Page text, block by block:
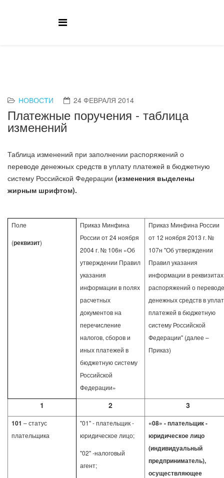
НОВОСТИ 24 ФЕВРАЛЯ 2014
Платежные поручения - таблица
изменений
Таблица изменений при заполнении распоряжений о
переводе денежных средств в уплату платежей в бюджетную
систему Российской Федерации (изменения выделены
жирным шрифтом).
Поле
(реквизит)
Приказ Минфина
России от 24 ноября
2004 г. № 106н «Об
утверждении Правил
указания
информации в полях
расчетных
документов на
перечисление
налогов, сборов и
иных платежей в
бюджетную систему
Российской
Федерации»
Приказ Минфина России
от 12 ноября 2013 г. №
107н "Об утверждении
Правил указания
информации в реквизитах
распоряжений о
денежных средств в
платежей в бюджетную
систему Российской
Федерации" (далее –
Приказ)
1 2 3
101 – статус
плательщика
"01" - плательщик -
юридическое лицо;
"02" -налоговый
агент;
«08» - плательщик -
юридическое лицо
(индивидуальный
предприниматель),
осуществляющее